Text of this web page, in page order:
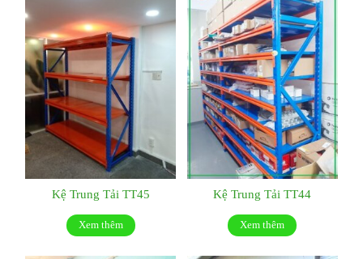
Kệ Trung Tải TT45
Xem thêm
Kệ Trung Tải TT44
Xem thêm